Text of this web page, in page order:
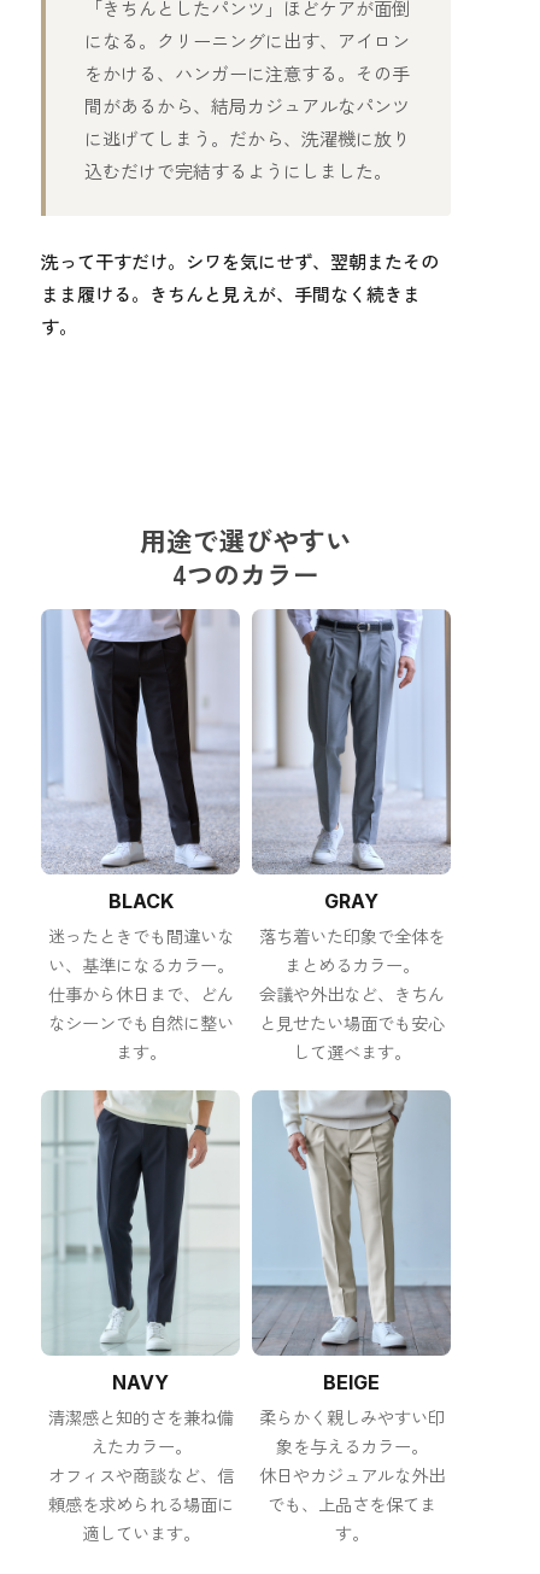
「きちんとしたパンツ」ほどケアが面倒
になる。クリーニングに出す、アイロン
をかける、ハンガーに注意する。その手
間があるから、結局カジュアルなパンツ
に逃げてしまう。だから、洗濯機に放り
込むだけで完結するようにしました。
洗って干すだけ。シワを気にせず、翌朝またその
まま履ける。きちんと見えが、手間なく続きま
す。
用途で選びやすい
4つのカラー
BLACK
迷ったときでも間違いな
い、基準になるカラー。
仕事から休日まで、どん
なシーンでも自然に整い
ます。
GRAY
落ち着いた印象で全体を
まとめるカラー。
会議や外出など、きちん
と見せたい場面でも安心
して選べます。
NAVY
清潔感と知的さを兼ね備
えたカラー。
オフィスや商談など、信
頼感を求められる場面に
適しています。
BEIGE
柔らかく親しみやすい印
象を与えるカラー。
休日やカジュアルな外出
でも、上品さを保てま
す。